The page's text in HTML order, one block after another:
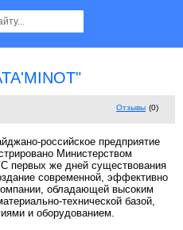
Отзывы (0)
российское предприятие
Министерством
первых же дней существования
современной, эффективно
обладающей высоким
технической базой,
и оборудованием.